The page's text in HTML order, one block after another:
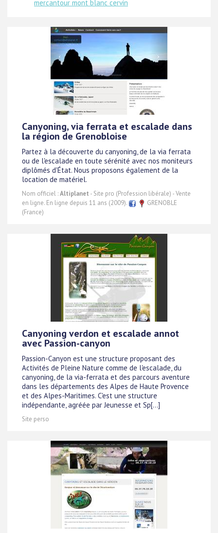
mercantour mont blanc cervin
Canyoning, via ferrata et escalade dans
la région de Grenobloise
Partez à la découverte du canyoning, de la via ferrata
ou de l'escalade en toute sérénité avec nos moniteurs
diplômés d'État. Nous proposons également de la
location de matériel.
Nom officiel :Altiplanet - Site pro (Profession libérale) - Vente
en ligne. En ligne depuis 11 ans (2009).
GRENOBLE
(France)
Canyoning verdon et escalade annot
avec Passion-canyon
Passion-Canyon est une structure proposant des
Activités de Pleine Nature comme de l'escalade, du
canyoning, de la via-ferrata et des parcours aventure
dans les départements des Alpes de Haute Provence
et des Alpes-Maritimes. C'est une structure
indépendante, agréée par Jeunesse et Sp[...]
Site perso